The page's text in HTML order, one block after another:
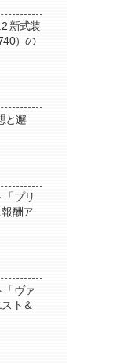
新式装
）の
と邂
「プリ
酬ア
「ヴァ
ト＆